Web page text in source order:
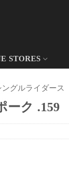
STORES
ングルライダース
ーク .159